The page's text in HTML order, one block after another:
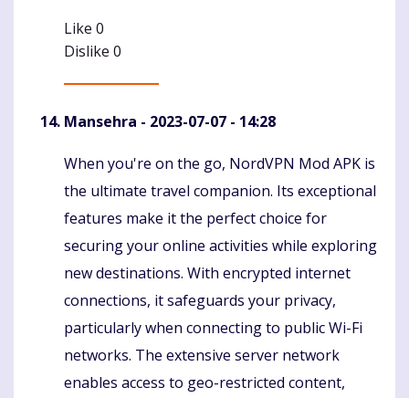
Like 0
Dislike 0
Mansehra - 2023-07-07 - 14:28
Komentaras
When you're on the go, NordVPN Mod APK is
the ultimate travel companion. Its exceptional
features make it the perfect choice for
securing your online activities while exploring
new destinations. With encrypted internet
connections, it safeguards your privacy,
particularly when connecting to public Wi-Fi
networks. The extensive server network
enables access to geo-restricted content,